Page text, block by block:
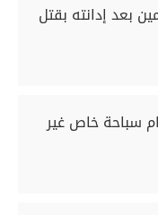
بعد إدانته بقتل
سباحة خاص غير